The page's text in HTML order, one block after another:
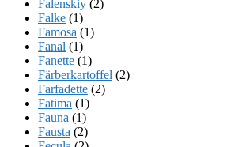
Falenskiy (2)
Falke (1)
Famosa (1)
Fanal (1)
Fanette (1)
Färberkartoffel (2)
Farfadette (2)
Fatima (1)
Fauna (1)
Fausta (2)